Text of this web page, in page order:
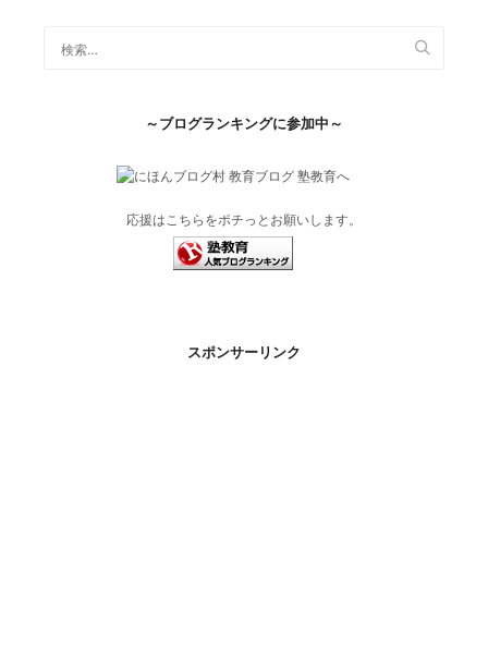
～ブログランキングに参加中～
応援はこちらをポチっとお願いします。
スポンサーリンク